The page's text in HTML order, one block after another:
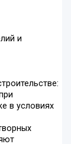
и
в условиях